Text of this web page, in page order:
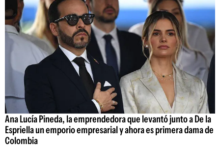
Ana Lucía Pineda, la emprendedora que levantó junto a De la
Espriella un emporio empresarial y ahora es primera dama de
Colombia